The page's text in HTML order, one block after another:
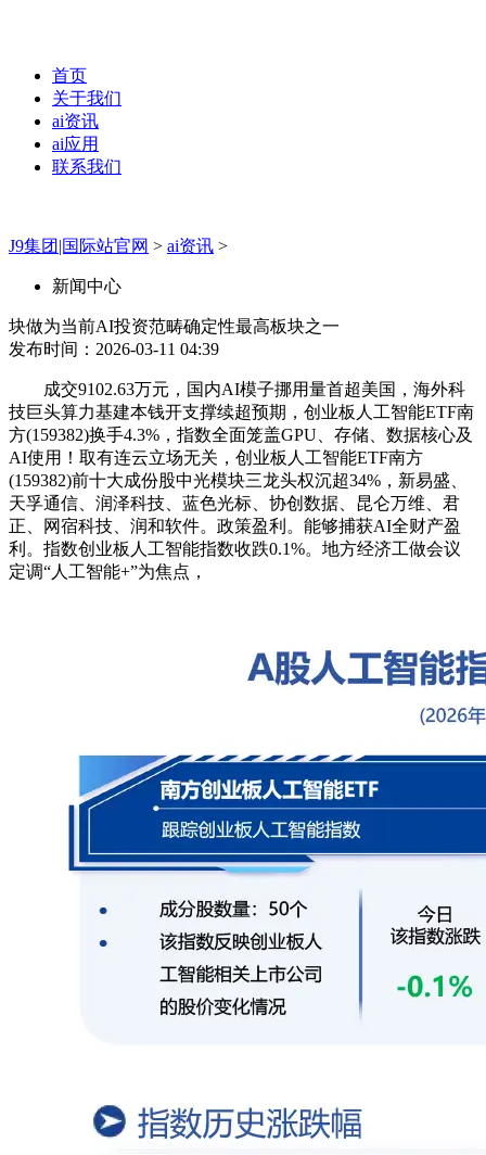
首页
关于我们
ai资讯
ai应用
联系我们
J9集团|国际站官网 > ai资讯 >
新闻中心
块做为当前AI投资范畴确定性最高板块之一
发布时间：2026-03-11 04:39
成交9102.63万元，国内AI模子挪用量首超美国，海外科
技巨头算力基建本钱开支撑续超预期，创业板人工智能ETF南
方(159382)换手4.3%，指数全面笼盖GPU、存储、数据核心及
AI使用！取有连云立场无关，创业板人工智能ETF南方
(159382)前十大成份股中光模块三龙头权沉超34%，新易盛、
天孚通信、润泽科技、蓝色光标、协创数据、昆仑万维、君
正、网宿科技、润和软件。政策盈利。能够捕获AI全财产盈
利。指数创业板人工智能指数收跌0.1%。地方经济工做会议
定调“人工智能+”为焦点，